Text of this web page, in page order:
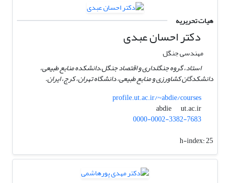
هیات تحریریه
دکتر احسان عبدی
مهندسی جنگل
استاد، گروه جنگلداری و اقتصاد جنگل،دانشکده منابع طبیعی،
دانشکدگان کشاورزی و منابع طبیعی، دانشگاه تهران، کرج، ایران.
profile.ut.ac.ir/~abdie/courses
abdie
ut.ac.ir
0000-0002-3382-7683
h-index:25